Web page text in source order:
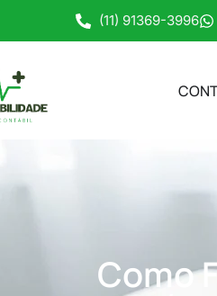
(11) 91369-3996
Como